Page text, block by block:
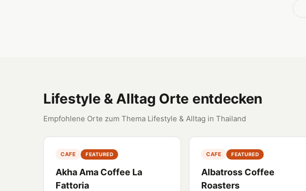
Lifestyle & Alltag Orte entdecken
Empfohlene Orte zum Thema Lifestyle & Alltag in Thailand
CAFE FEATURED
Akha Ama Coffee La
Fattoria
CAFE FEATURED
Albatross Coffee
Roasters